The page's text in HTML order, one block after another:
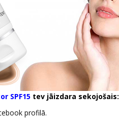
SPF15 tev jāizdara sekojošais:
profilā.